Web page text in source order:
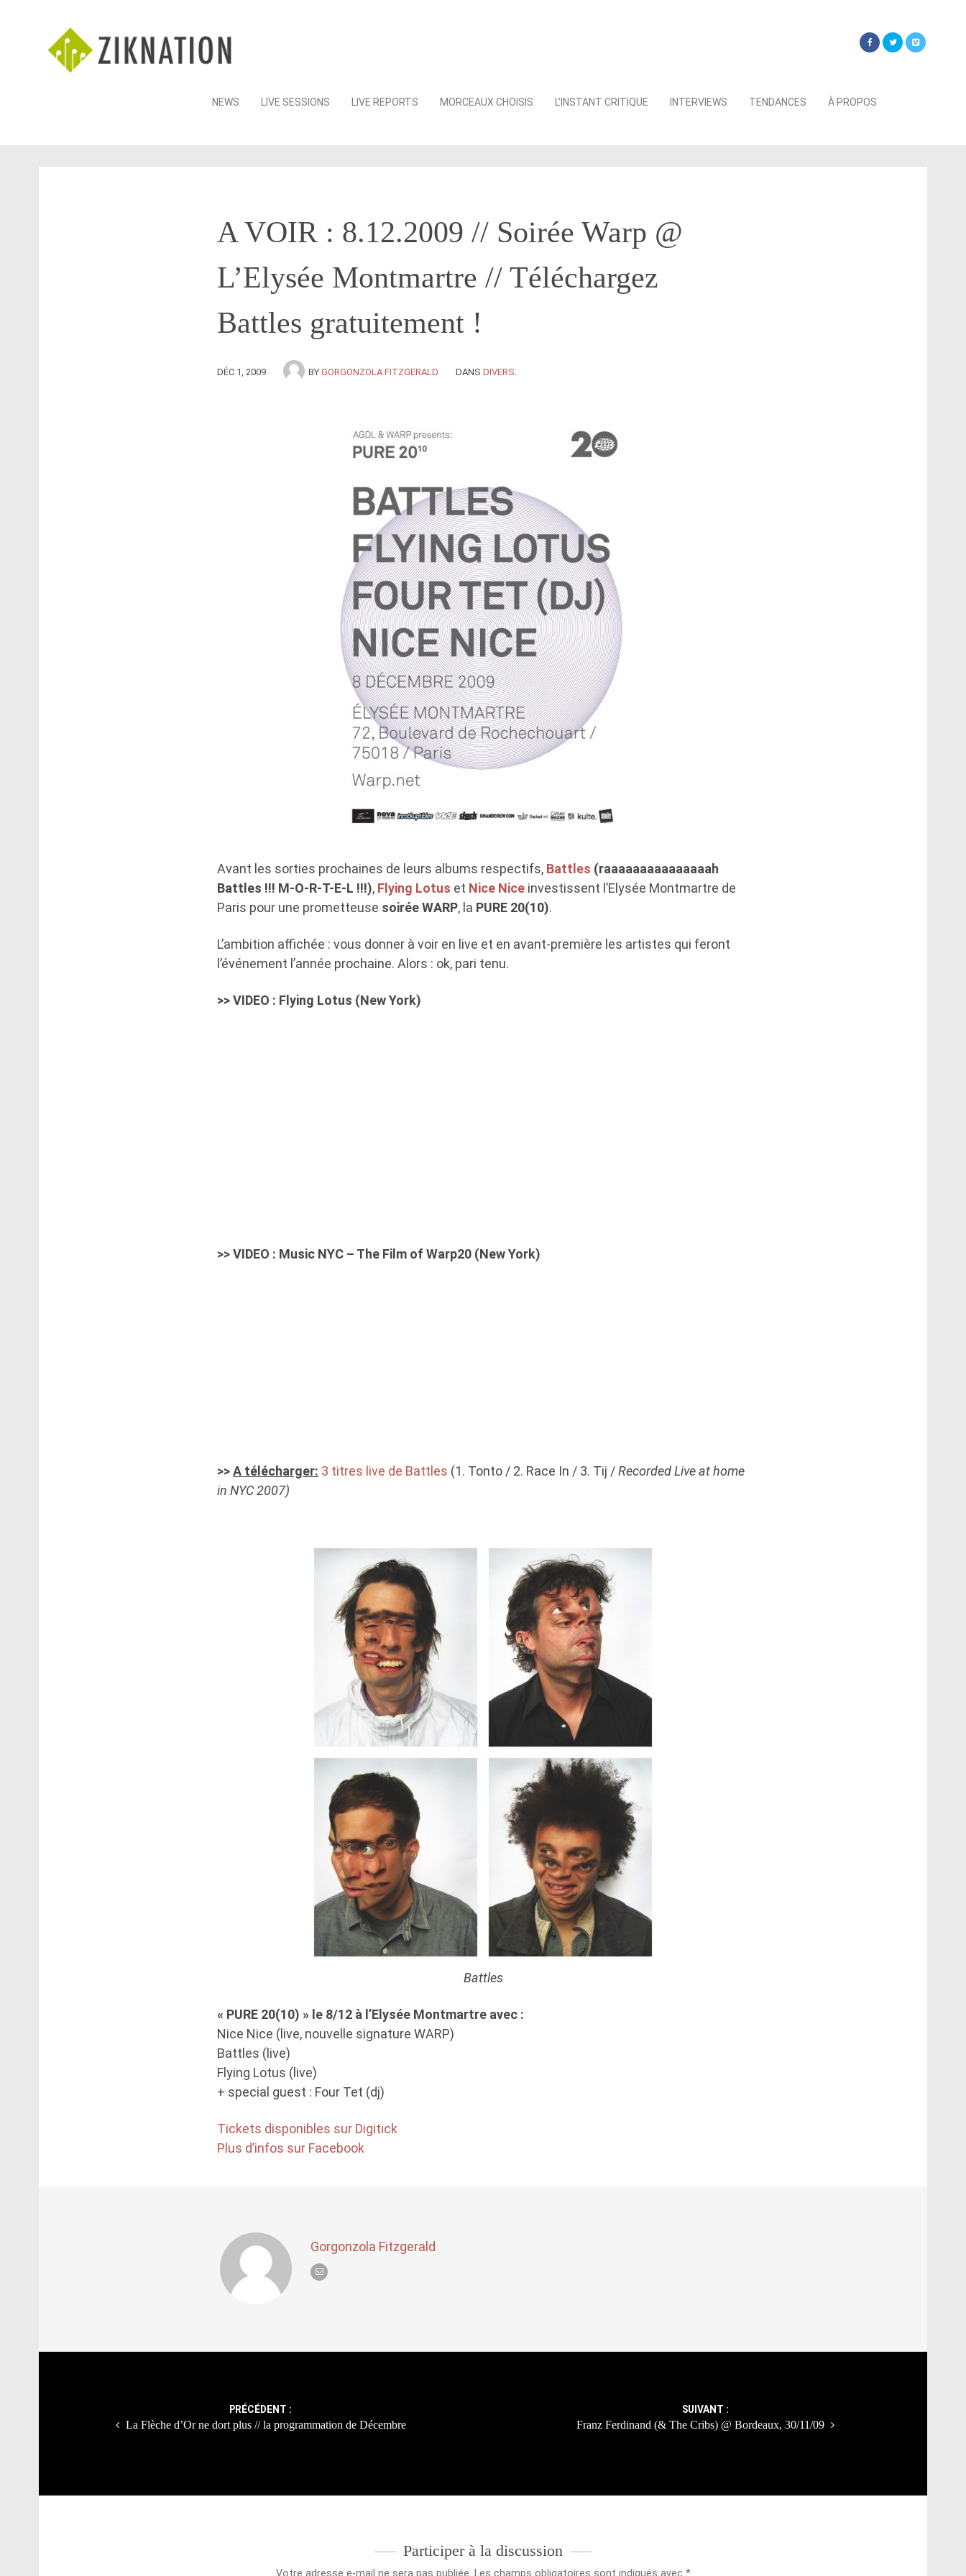
Skip
NEWS LIVE SESSIONS LIVE REPORTS MORCEAUX CHOISIS L’INSTANT CRITIQUE INTERVIEWS TENDANCES À PROPOS
A VOIR : 8.12.2009 // Soirée Warp @
L’Elysée Montmartre // Téléchargez
Battles gratuitement !
DÉC 1, 2009 BY GORGONZOLA FITZGERALD DANS DIVERS
Avant les sorties prochaines de leurs albums respectifs, Battles (raaaaaaaaaaaaaaah
Battles !!! M-O-R-T-E-L !!!), Flying Lotus et Nice Nice investissent l’Elysée Montmartre de
Paris pour une prometteuse soirée WARP, la PURE 20(10).
L’ambition affichée : vous donner à voir en live et en avant-première les artistes qui feront
l’événement l’année prochaine. Alors : ok, pari tenu.
>> VIDEO : Flying Lotus (New York)
>> VIDEO : Music NYC – The Film of Warp20 (New York)
>>A télécharger: 3 titres live de Battles (1. Tonto / 2. Race In / 3. Tij /Recorded Live at home
in NYC 2007)
Battles
« PURE 20(10) » le 8/12 à l’Elysée Montmartre avec :
Nice Nice (live, nouvelle signature WARP)
Battles (live)
Flying Lotus (live)
+ special guest : Four Tet (dj)
Tickets disponibles sur Digitick
Plus d’infos sur Facebook
Gorgonzola Fitzgerald
PRÉCÉDENT :
La Flèche d’Or ne dort plus // la programmation de Décembre
SUIVANT :
Franz Ferdinand (& The Cribs) @ Bordeaux, 30/11/09
Participer à la discussion
Votre adresse e-mail ne sera pas publiée. Les champs obligatoires sont indiqués avec *